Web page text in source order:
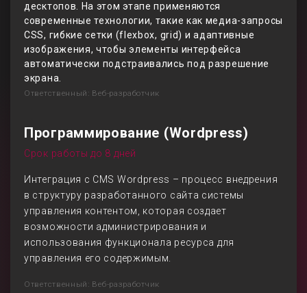
десктопов. На этом этапе применяются
современные технологии, такие как медиа-запросы
CSS, гибкие сетки (flexbox, grid) и адаптивные
изображения, чтобы элементы интерфейса
автоматически подстраивались под разрешение
экрана.
Ответственный: Веб-разработчик
Программирование (Wordpress)
Срок работы до 8 дней
Интеграция с CMS Wordpress – процесс внедрения
в структуру разработанного сайта системы
управления контентом, которая создает
возможности администрирования и
использования функционала ресурса для
управления его содержимым.
Ответственный: Веб-разработчик